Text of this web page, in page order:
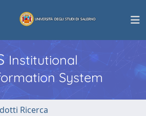
Institutional
System
Ricerca